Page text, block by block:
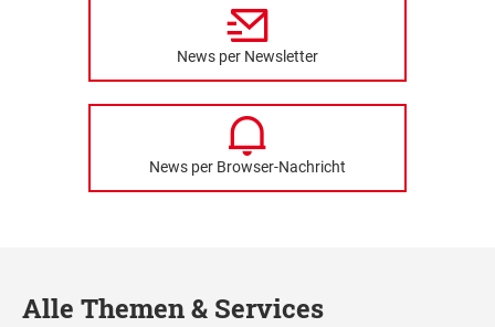
News per Newsletter
News per Browser-Nachricht
Alle Themen & Services